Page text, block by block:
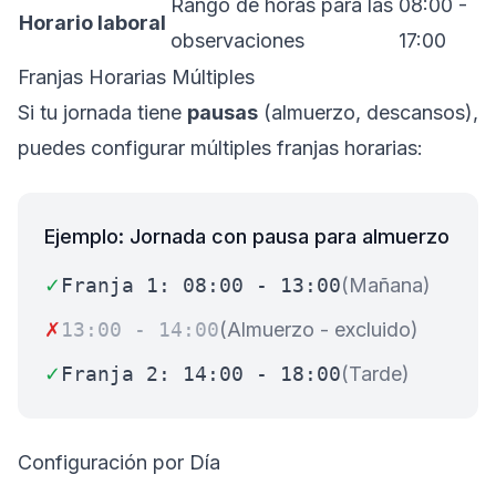
Horario laboral
Rango de horas para las
observaciones
08:00 -
17:00
Franjas Horarias Múltiples
Si tu jornada tiene pausas (almuerzo, descansos),
puedes configurar múltiples franjas horarias:
Ejemplo: Jornada con pausa para almuerzo
✓ Franja 1: 08:00 - 13:00(Mañana)
✗13:00 - 14:00(Almuerzo - excluido)
✓ Franja 2: 14:00 - 18:00(Tarde)
Configuración por Día